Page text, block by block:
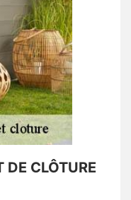
DE CLÔTURE